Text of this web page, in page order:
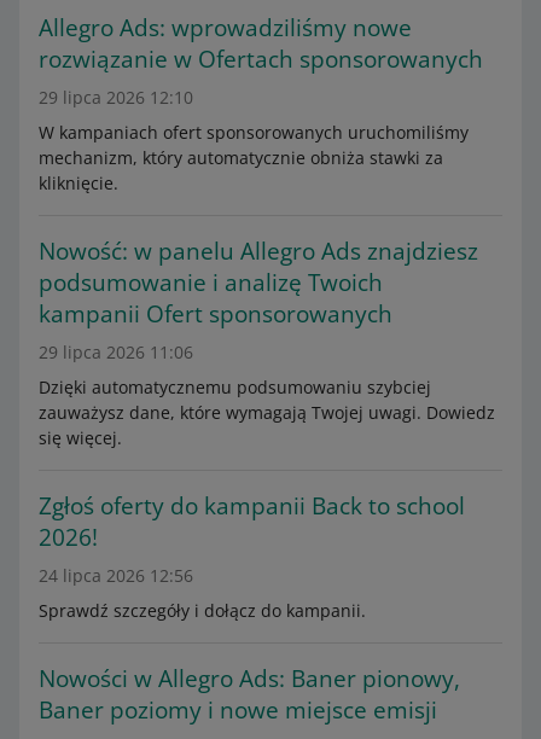
Allegro Ads: wprowadziliśmy nowe
rozwiązanie w Ofertach sponsorowanych
29 lipca 2026 12:10
W kampaniach ofert sponsorowanych uruchomiliśmy
mechanizm, który automatycznie obniża stawki za
kliknięcie.
Nowość: w panelu Allegro Ads znajdziesz
podsumowanie i analizę Twoich
kampanii Ofert sponsorowanych
29 lipca 2026 11:06
Dzięki automatycznemu podsumowaniu szybciej
zauważysz dane, które wymagają Twojej uwagi. Dowiedz
się więcej.
Zgłoś oferty do kampanii Back to school
2026!
24 lipca 2026 12:56
Sprawdź szczegóły i dołącz do kampanii.
Nowości w Allegro Ads: Baner pionowy,
Baner poziomy i nowe miejsce emisji